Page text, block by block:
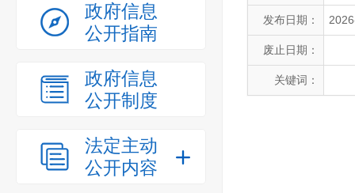
政府信息
公开指南
政府信息
公开制度
法定主动
公开内容
发布日期：
废止日期：
关键词：